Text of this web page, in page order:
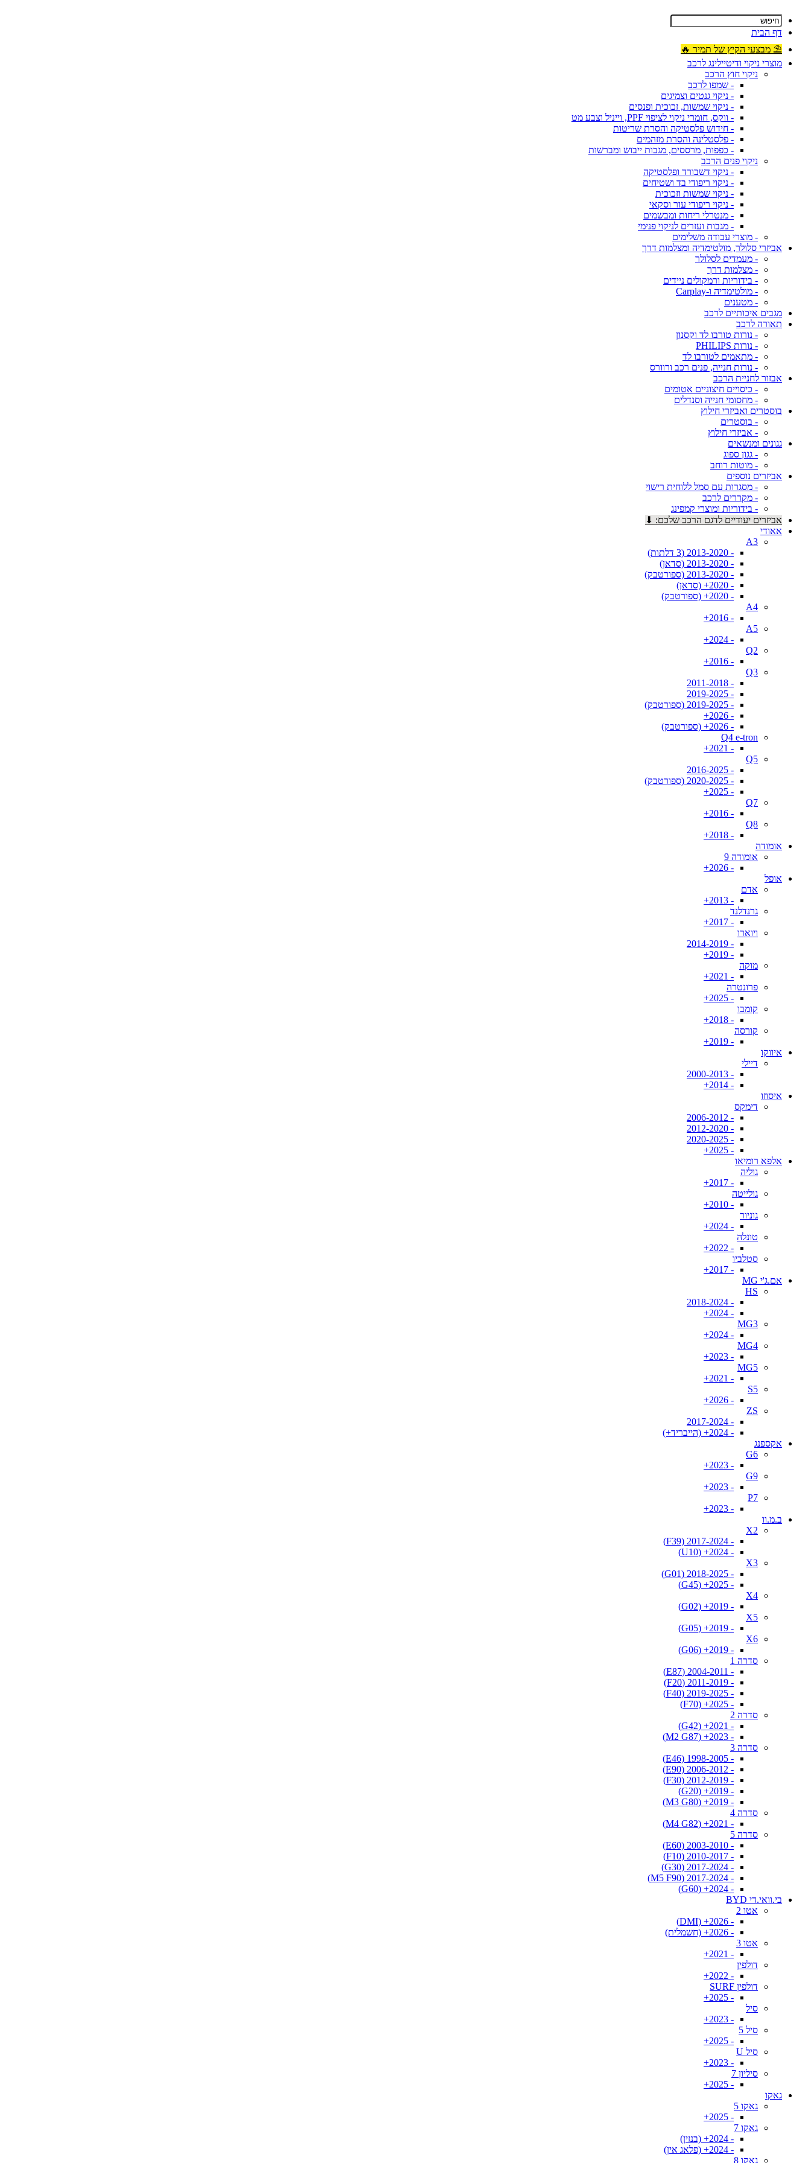
דף הבית
⛱ מבצעי הקיץ של תמיר 🔥
מוצרי ניקוי ודיטיילינג לרכב
ניקוי חוץ הרכב
- שמפו לרכב
- ניקוי גנטים וצמיגים
- ניקוי שמשות, זכוכית ופנסים
- ווקס, חומרי ניקוי לציפוי PPF, וייניל וצבע מט
- חידוש פלסטיקה והסרת שריטות
- פלסטלינה והסרת מזהמים
- כפפות, מרססים, מגבות ייבוש ומברשות
ניקוי פנים הרכב
- ניקוי דשבורד ופלסטיקה
- ניקוי ריפודי בד ושטיחים
- ניקוי שמשות וזכוכית
- ניקוי ריפודי עור וסקאי
- מנטרלי ריחות ומבשמים
- מגבות ועזרים לניקוי פנימי
- מוצרי עבודה משלימים
אביזרי סלולר, מולטימדיה ומצלמות דרך
- מעמדים לסלולר
- מצלמות דרך
- בידוריות ורמקולים ניידים
- מולטימדיה ו-Carplay
- מטענים
מגבים איכותיים לרכב
תאורה לרכב
- נורות טורבו לד וקסנון
- נורות PHILIPS
- מתאמים לטורבו לד
- נורות חנייה, פנים רכב ורוורס
אבזור לחניית הרכב
- כיסויים חיצוניים אטומים
- מחסומי חנייה וסנדלים
בוסטרים ואביזרי חילוץ
- בוסטרים
- אביזרי חילוץ
גגונים ומנשאים
- גגון ספוג
- מוטות רוחב
אביזרים נוספים
- מסגרות עם סמל ללוחית רישוי
- מקררים לרכב
- בידוריות ומוצרי קמפינג
אביזרים יעודיים לדגם הרכב שלכם: ⬇
אאודי
A3
- 2013-2020 (3 דלתות)
- 2013-2020 (סדאן)
- 2013-2020 (ספורטבק)
- 2020+ (סדאן)
- 2020+ (ספורטבק)
A4
- 2016+
A5
- 2024+
Q2
- 2016+
Q3
- 2011-2018
- 2019-2025
- 2019-2025 (ספורטבק)
- 2026+
- 2026+ (ספורטבק)
Q4 e-tron
- 2021+
Q5
- 2016-2025
- 2020-2025 (ספורטבק)
- 2025+
Q7
- 2016+
Q8
- 2018+
אומודה
אומודה 9
- 2026+
אופל
אדם
- 2013+
גרנדלנד
- 2017+
ויוארו
- 2014-2019
- 2019+
מוקה
- 2021+
פרונטרה
- 2025+
קומבו
- 2018+
קורסה
- 2019+
איווקו
דיילי
- 2000-2013
- 2014+
איסוזו
דימקס
- 2006-2012
- 2012-2020
- 2020-2025
- 2025+
אלפא רומיאו
גוליה
- 2017+
גולייטה
- 2010+
גוניור
- 2024+
טונלה
- 2022+
סטלביו
- 2017+
אם.ג'י MG
HS
- 2018-2024
- 2024+
MG3
- 2024+
MG4
- 2023+
MG5
- 2021+
S5
- 2026+
ZS
- 2017-2024
- 2024+ (הייבריד+)
אקספנג
G6
- 2023+
G9
- 2023+
P7
- 2023+
ב.מ.וו
X2
- 2017-2024 (F39)
- 2024+ (U10)
X3
- 2018-2025 (G01)
- 2025+ (G45)
X4
- 2019+ (G02)
X5
- 2019+ (G05)
X6
- 2019+ (G06)
סדרה 1
- 2004-2011 (E87)
- 2011-2019 (F20)
- 2019-2025 (F40)
- 2025+ (F70)
סדרה 2
- 2021+ (G42)
- 2023+ (M2 G87)
סדרה 3
- 1998-2005 (E46)
- 2006-2012 (E90)
- 2012-2019 (F30)
- 2019+ (G20)
- 2019+ (M3 G80)
סדרה 4
- 2021+ (M4 G82)
סדרה 5
- 2003-2010 (E60)
- 2010-2017 (F10)
- 2017-2024 (G30)
- 2017-2024 (M5 F90)
- 2024+ (G60)
בי.וואי.די BYD
אטו 2
- 2026+ (DMI)
- 2026+ (חשמלית)
אטו 3
- 2021+
דולפין
- 2022+
דולפין SURF
- 2025+
סיל
- 2023+
סיל 5
- 2025+
סיל U
- 2023+
סיליון 7
- 2025+
גאקו
גאקו 5
- 2025+
גאקו 7
- 2024+ (בנזין)
- 2024+ (פלאג אין)
גאקו 8